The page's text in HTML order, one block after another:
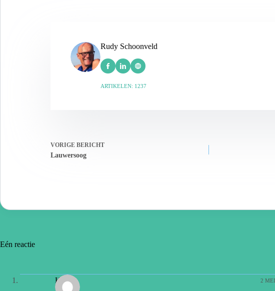
Rudy Schoonveld
ARTIKELEN: 1237
VORIGE BERICHT
Lauwersoog
Eén reactie
Koos 2